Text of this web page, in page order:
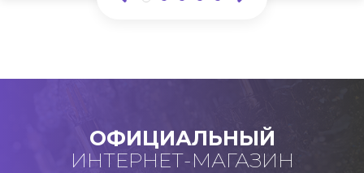
ОФИЦИАЛЬНЫЙ
ИНТЕРНЕТ-МАГАЗИН